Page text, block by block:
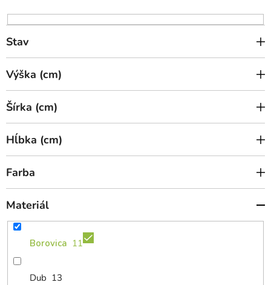
d
u
k
t
o
v
Stav
Výška (cm)
Šírka (cm)
Hĺbka (cm)
Farba
Materiál
Borovica 11
Dub 13